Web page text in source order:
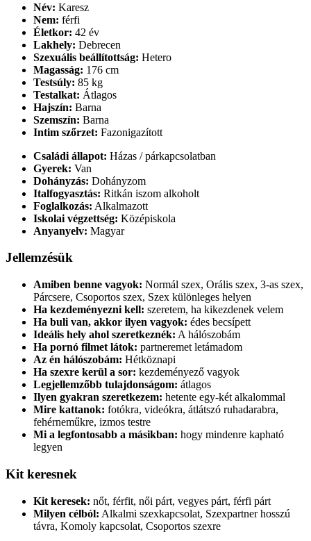
Név: Karesz
Nem: férfi
Életkor: 42 év
Lakhely: Debrecen
Szexuális beállítottság: Hetero
Magasság: 176 cm
Testsúly: 85 kg
Testalkat: Átlagos
Hajszín: Barna
Szemszín: Barna
Intim szőrzet: Fazonigazított
Családi állapot: Házas / párkapcsolatban
Gyerek: Van
Dohányzás: Dohányzom
Italfogyasztás: Ritkán iszom alkoholt
Foglalkozás: Alkalmazott
Iskolai végzettség: Középiskola
Anyanyelv: Magyar
Jellemzésük
Amiben benne vagyok: Normál szex, Orális szex, 3-as szex,
Párcsere, Csoportos szex, Szex különleges helyen
Ha kezdeményezni kell: szeretem, ha kikezdenek velem
Ha buli van, akkor ilyen vagyok: édes becsípett
Ideális hely ahol szeretkeznék: A hálószobám
Ha pornó filmet látok: partneremet letámadom
Az én hálószobám: Hétköznapi
Ha szexre kerül a sor: kezdeményező vagyok
Legjellemzőbb tulajdonságom: átlagos
Ilyen gyakran szeretkezem: hetente egy-két alkalommal
Mire kattanok: fotókra, videókra, átlátszó ruhadarabra,
fehérneműkre, izmos testre
Mi a legfontosabb a másikban: hogy mindenre kapható
legyen
Kit keresnek
Kit keresek: nőt, férfit, női párt, vegyes párt, férfi párt
Milyen célból: Alkalmi szexkapcsolat, Szexpartner hosszú
távra, Komoly kapcsolat, Csoportos szexre